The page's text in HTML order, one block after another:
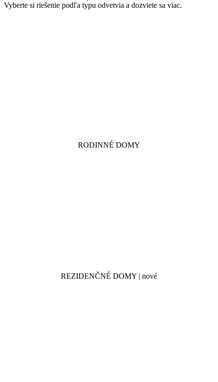
Vyberte si riešenie podľa typu odvetvia a dozviete sa viac.
RODINNÉ DOMY
REZIDENČNÉ DOMY | nové